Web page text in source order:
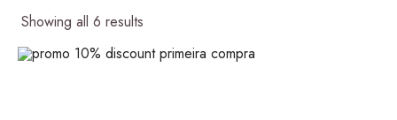
Showing all 6 results